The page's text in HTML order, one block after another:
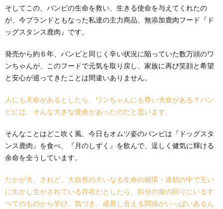
そしてこの、バンビの生命を救い、生きる使命を与えてくれたの
が、今ブランドともなった私達の主力商品、無添加鹿肉フード『ド
ッグスタンス鹿肉』です。
発売から約６年、バンビと同じく辛い状況に陥っていた数万頭のワ
ンちゃんが、このフードで元気を取り戻し、家族に再び笑顔と希望
と安心が巡ってきたことは間違いありません。
人にも天命があるとしたら、ワンちゃんにも尊い犬命がある？バン
ビには、そんな大きな使命があったのだと思います。
そんなことはどこ吹く風、今日もオムツ姿のバンビは『ドッグスタ
ンス鹿肉』を食べ、『月のしずく』を飲んで、逞しく健気に輝ける
余命を全うしています。
たかが犬、されど、大自然の大いなる生命の循環・連鎖の中で互い
に生かし生かされている存在だとしたら、自分の身の回りにいるす
べてのものから学び、気づき、成長し合える関係がいっぱいあるん